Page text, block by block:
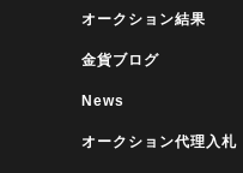
オークション結果
金貨ブログ
News
オークション代理入札